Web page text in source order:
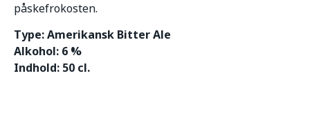
påskefrokosten.
Type: Amerikansk Bitter Ale
Alkohol: 6 %
Indhold: 50 cl.